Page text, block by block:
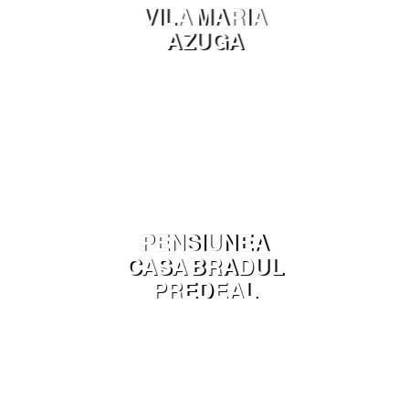
VILA MARIA
AZUGA
PENSIUNEA
CASA BRADUL
PREDEAL